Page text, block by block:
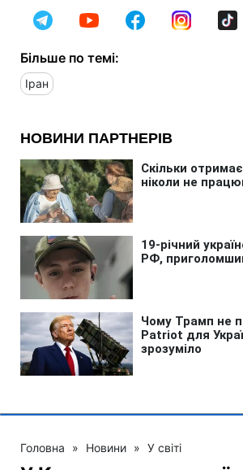
Більше по темі:
Іран
Головна » Новини » У світі